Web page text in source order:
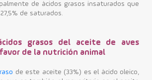
de ácidos grasos insaturados que
de saturados.
grasos del aceite de aves
de la nutrición animal
de este aceite (33%) es el ácido oleico,